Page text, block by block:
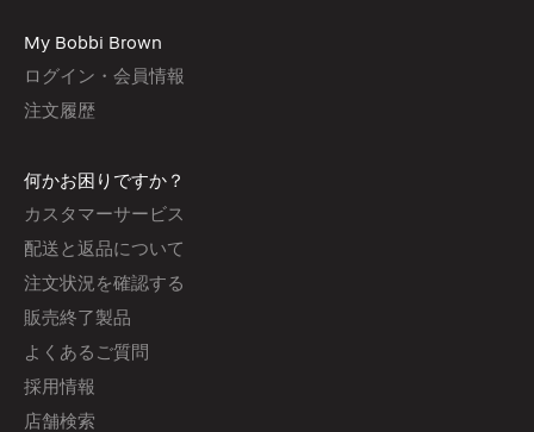
My Bobbi Brown
ログイン・会員情報
注文履歴
何かお困りですか？
カスタマーサービス
配送と返品について
注文状況を確認する
販売終了製品
よくあるご質問
採用情報
店舗検索